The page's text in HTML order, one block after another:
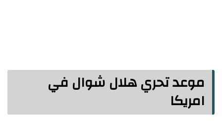
موعد تحري هلال شوال في
امريكا